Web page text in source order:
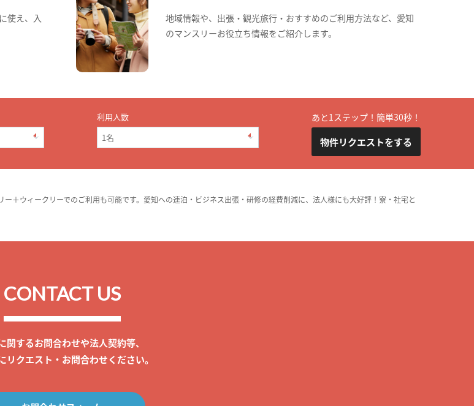
使え、入
地域情報や、出張・観光旅行・おすすめのご利用方法など、愛知
のマンスリーお役立ち情報をご紹介します。
利用人数 あと1ステップ！簡単30秒！
物件リクエストをする
＋ウィークリーでのご利用も可能です。愛知への連泊・ビジネス出張・研修の経費削減に、法人様にも大好評！寮・社宅と
CONTACT US
関するお問合わせや法人契約等、
リクエスト・お問合わせください。